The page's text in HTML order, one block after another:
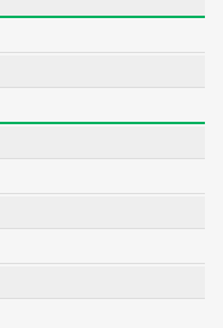
odbioru danych
przetwarzane
celu dla jakiego
terminami
przepisy prawa
przetwarzane są
dane dotyczą